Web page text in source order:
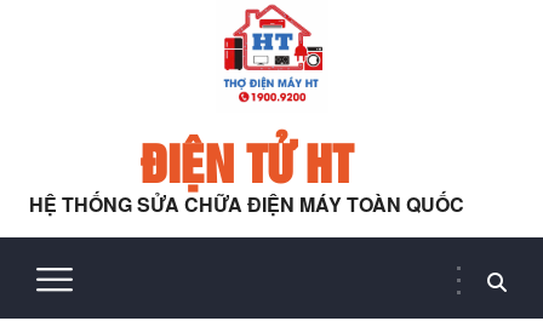
ĐIỆN TỬ HT
HỆ THỐNG SỬA CHỮA ĐIỆN MÁY TOÀN QUỐC